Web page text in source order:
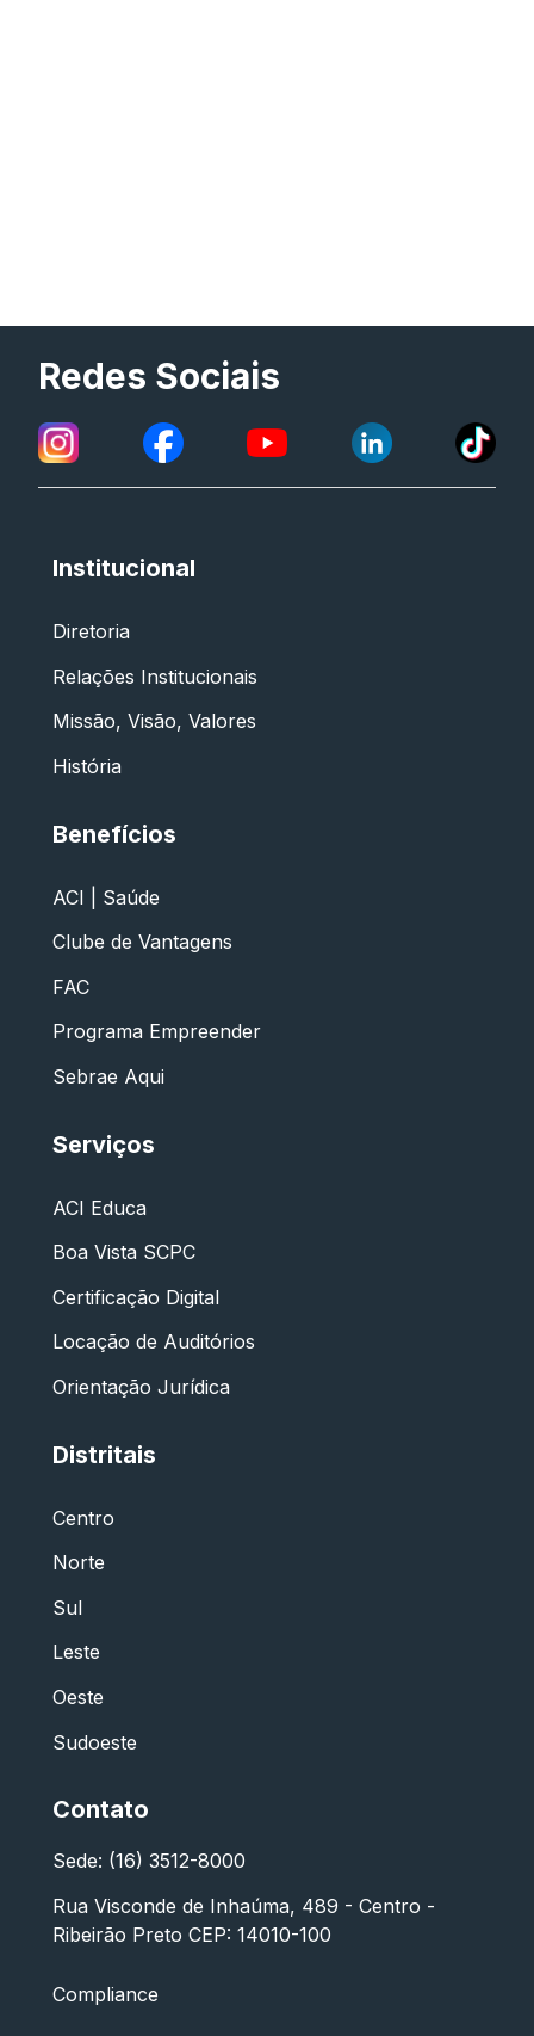
Redes Sociais
Institucional
Diretoria
Relações Institucionais
Missão, Visão, Valores
História
Benefícios
ACI | Saúde
Clube de Vantagens
FAC
Programa Empreender
Sebrae Aqui
Serviços
ACI Educa
Boa Vista SCPC
Certificação Digital
Locação de Auditórios
Orientação Jurídica
Distritais
Centro
Norte
Sul
Leste
Oeste
Sudoeste
Contato
Sede: (16) 3512-8000
Rua Visconde de Inhaúma, 489 - Centro -
Ribeirão Preto CEP: 14010-100
Compliance